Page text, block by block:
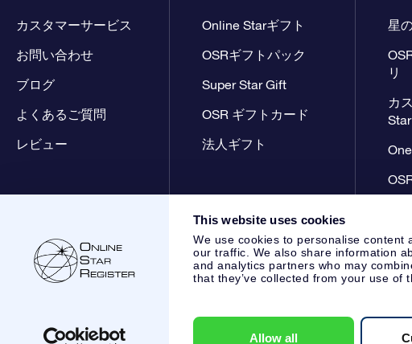
This website uses cookies
We use cookies to personalise
our traffic. We also share information
and analytics partners who may
that they’ve collected from your use of
Allow all
カスタマーサービス
お問い合わせ
ブログ
よくあるご質問
レビュー
Online Starギフト
OSRギフトパック
Super Star Gift
OSR ギフトカード
法人ギフト
星
リ
カ
カスタマーサービス:
KVK: 60333553, VAT: NL